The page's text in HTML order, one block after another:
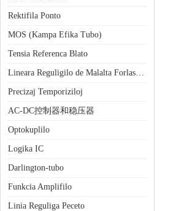
Rektifila Ponto
MOS (Kampa Efika Tubo)
Tensia Referenca Blato
Lineara Reguligilo de Malalta Forlasado (LDO)
Precizaj Temporiziloj
AC-DC控制器和稳压器
Optokuplilo
Logika IC
Darlington-tubo
Funkcia Amplifilo
Linia Reguliga Peceto